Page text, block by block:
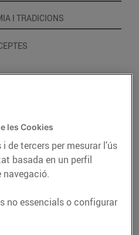
I TRADICIONS
SALUDABLES
les Cookies
de tercers per mesurar l’ús
basada en un perfil
navegació.
no essencials o configurar